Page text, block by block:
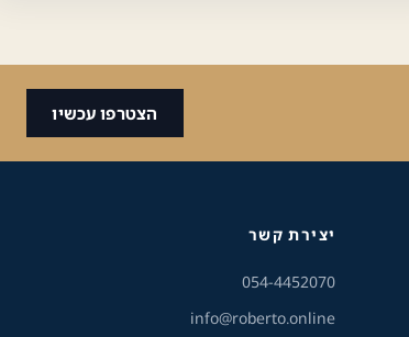
הצטרפו עכשיו
יצירת קשר
054-4452070
info@roberto.online
ניגודיות
גבוהה
הדגשת קישורים